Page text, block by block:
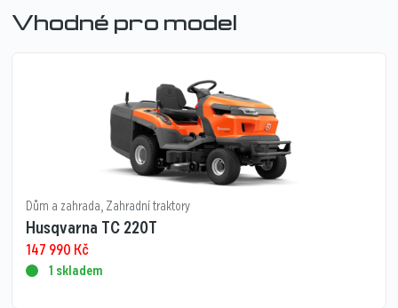
Vhodné pro model
Dům a zahrada, Zahradní traktory
Husqvarna TC 220T
147 990 Kč
1 skladem